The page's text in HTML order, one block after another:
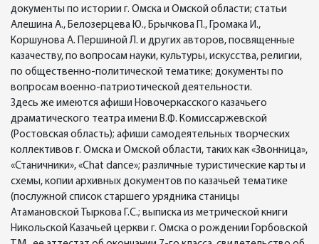
документы по истории г. Омска и Омской области; статьи
Алешина А., Белозерцева Ю., Брычкова П., Громака И.,
Коршунова А. Першиной Л. и других авторов, посвященные
казачеству, по вопросам науки, культуры, искусства, религии,
по общественно-политической тематике; документы по
вопросам военно-патриотической деятельности.
Здесь же имеются афиши Новочеркасского казачьего
драматического театра имени В.Ф. Комиссаржевской
(Ростовская область); афиши самодеятельных творческих
коллективов г. Омска и Омской области, таких как «Звонница»,
«Станичники», «Chat dance»; различные туристические карты и
схемы, копии архивных документов по казачьей тематике
(послужной список старшего урядника станицы
Атамановской Тыркова Г.С.; выписка из метрической книги
Никольской Казачьей церкви г. Омска о рождении Горбовской